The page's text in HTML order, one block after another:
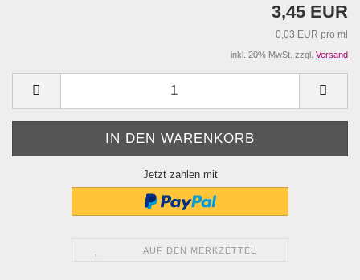
3,45 EUR
0,03 EUR pro ml
inkl. 20% MwSt. zzgl. Versand
Jetzt zahlen mit
AUF DEN MERKZETTEL